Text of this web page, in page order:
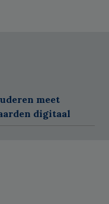
meet
digitaal